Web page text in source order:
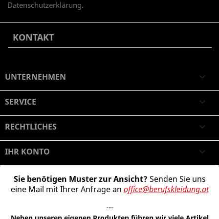
Datenschutzerklärung.
KONTAKT
UNTERNEHMEN 
SERVICE 
RECHTLICHES 
IHR KONTO 
Sie benötigen Muster zur Ansicht? Senden Sie uns
eine Mail mit Ihrer Anfrage an office@berufskleidung.at
---